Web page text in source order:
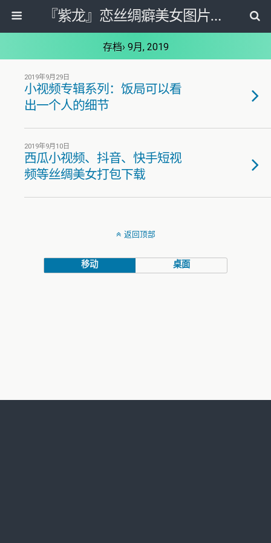
『紫龙』恋丝绸癖美女图片套图写真网
存档› 9月, 2019
2019年9月29日
小视频专辑系列：饭局可以看
出一个人的细节
2019年9月10日
西瓜小视频、抖音、快手短视
频等丝绸美女打包下载
返回顶部
移动 桌面